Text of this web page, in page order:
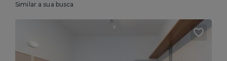
Similar a sua busca